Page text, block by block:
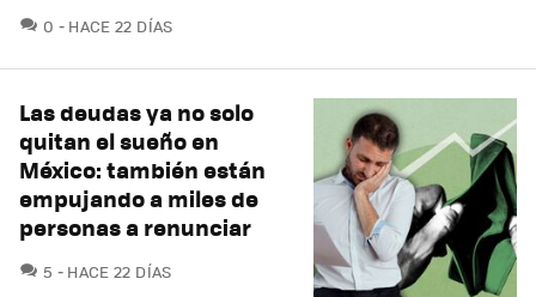
0 COMENTARIOS
HACE 22 DÍAS
Las deudas ya no solo
quitan el sueño en
México: también están
empujando a miles de
personas a renunciar
5 COMENTARIOS
HACE 22 DÍAS